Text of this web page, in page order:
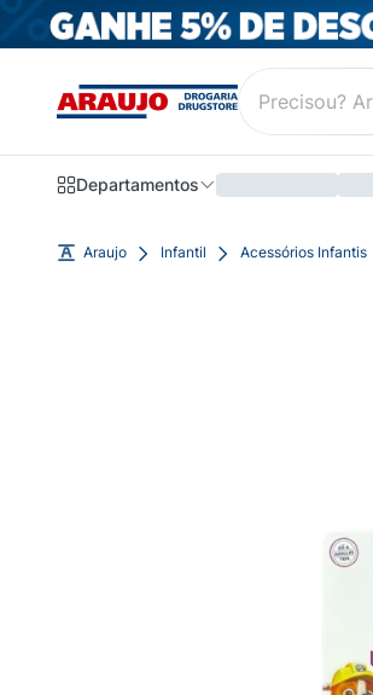
Departamentos
Araujo Infantil Acessórios Infantis